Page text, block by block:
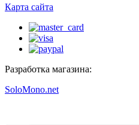
Карта сайта
Разработка магазина:
SoloMono.net